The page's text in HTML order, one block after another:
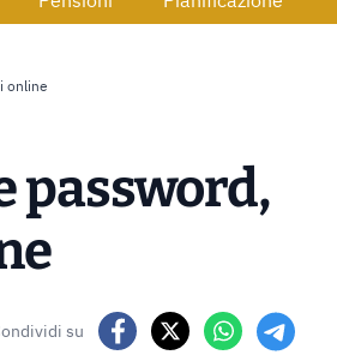
online
password,
su